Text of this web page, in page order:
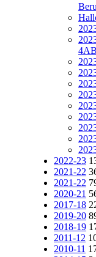
4AB
2022-23
2021-22
2021-22
2020-21
2017-18
2019-20
2018-19
2011-12
2010-11